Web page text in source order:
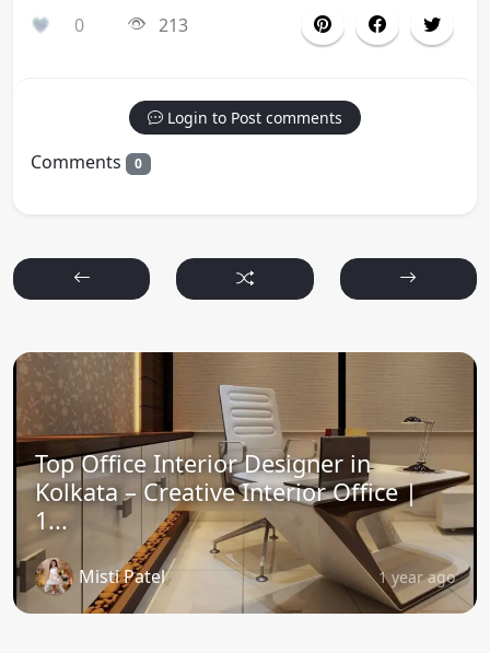
0 213
Login to Post comments
Comments 0
Top Office Interior Designer in
Kolkata – Creative Interior Office |
1...
Misti Patel 1 year ago